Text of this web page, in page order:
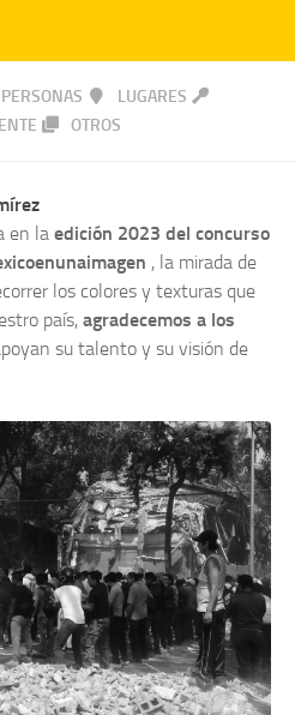
PERSONAS
LUGARES
OTROS
en la edición 2023 del concurso
, la mirada de
los colores y texturas que
país, agradecemos a los
su talento y su visión de